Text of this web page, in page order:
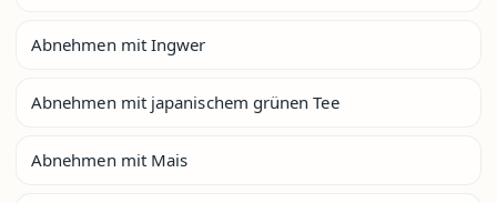
Abnehmen mit Ingwer
Abnehmen mit japanischem grünen Tee
Abnehmen mit Mais